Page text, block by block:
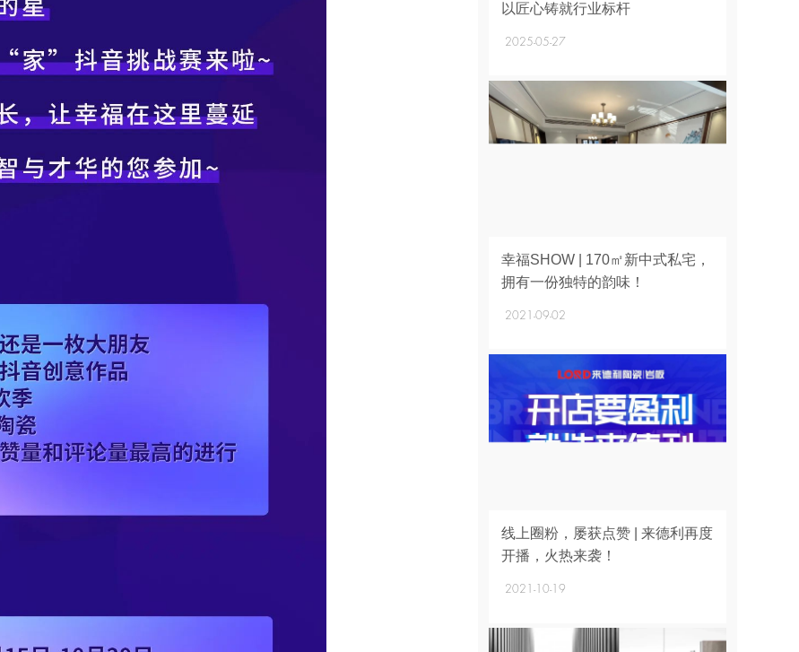
以匠心铸就行业标杆
2025-05-27
幸福SHOW | 170㎡新中式私宅，
拥有一份独特的韵味！
2021-09-02
线上圈粉，屡获点赞 | 来德利再度
开播，火热来袭！
2021-10-19